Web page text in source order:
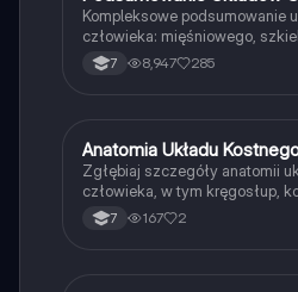
Kompleksowe podsumowanie
człowieka: mięśniowego,
pokarmowego, krążenia,
wydalniczego, hormonalnego
7 8,947 285
Biologia
Anatomia Układu
Zgłębiaj szczegóły anatomii
człowieka, w tym kręgosłup,
oraz czaszkę. Dowiedz się o
kościach, ich funkcjach oraz
7 167 2